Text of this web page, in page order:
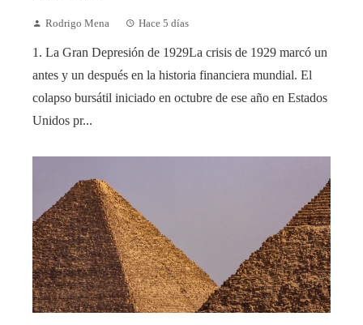
Rodrigo Mena Hace 5 días
1. La Gran Depresión de 1929La crisis de 1929 marcó un
antes y un después en la historia financiera mundial. El
colapso bursátil iniciado en octubre de ese año en Estados
Unidos pr...